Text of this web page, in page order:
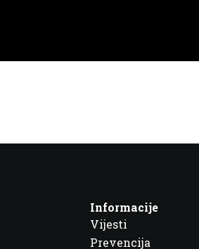
Informacije
Vijesti
Prevencija